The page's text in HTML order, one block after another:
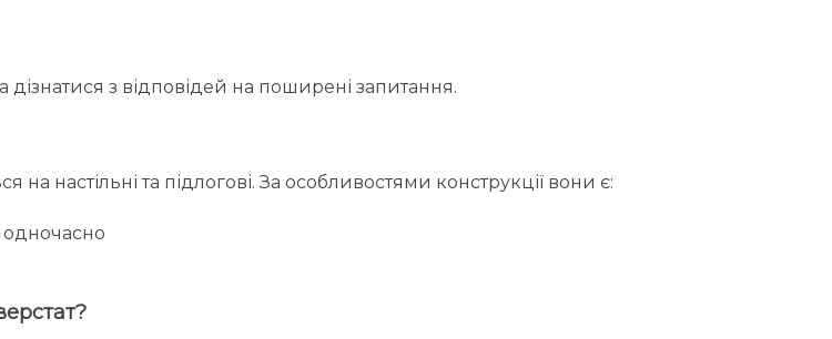
з відповідей на поширені запитання.
настільні та підлогові. За особливостями конструкції вони є:
одночасно